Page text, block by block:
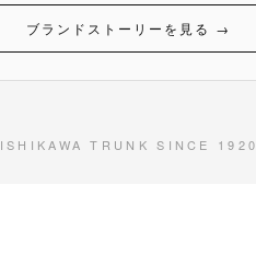
ブランドストーリーを見る →
ISHIKAWA TRUNK SINCE 1920